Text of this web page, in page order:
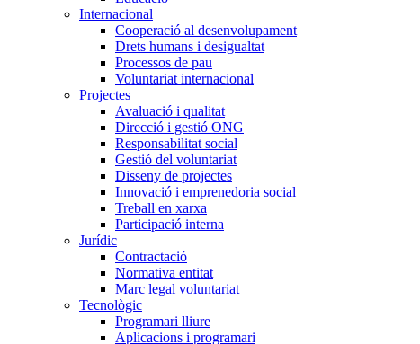
Internacional
Cooperació al desenvolupament
Drets humans i desigualtat
Processos de pau
Voluntariat internacional
Projectes
Avaluació i qualitat
Direcció i gestió ONG
Responsabilitat social
Gestió del voluntariat
Disseny de projectes
Innovació i emprenedoria social
Treball en xarxa
Participació interna
Jurídic
Contractació
Normativa entitat
Marc legal voluntariat
Tecnològic
Programari lliure
Aplicacions i programari